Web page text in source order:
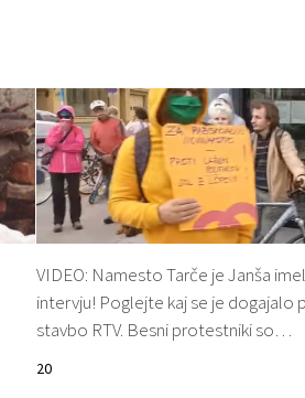
VIDEO: Namesto Tarče je Janša
intervju! Poglejte kaj se je dogajalo
stavbo RTV. Besni protestniki so…
20